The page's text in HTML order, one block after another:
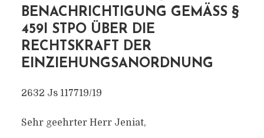
BENACHRICHTIGUNG GEMÄSS § 4
59I STPO ÜBER DIE R
ECHTSKRAFT DER E
INZIEHUNGSANORDNUNG
2632 Js 117719/​19
Sehr geehrter Herr Jeniat,